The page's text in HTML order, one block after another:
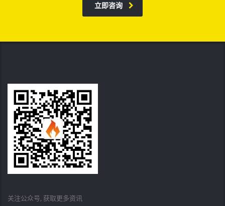
立即咨询
关注公众号, 获取更多资讯